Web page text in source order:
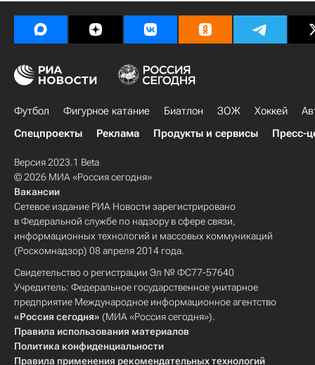
Футбол Фигурное катание Биатлон ЗОЖ Хоккей
Спецпроекты
Реклама Продукты и сервисы Пресс-
Версия 2023.1 Beta
© 2026 МИА «Россия сегодня»
Вакансии
Сетевое издание РИА Новости зарегистрировано
в Федеральной службе по надзору в сфере связи,
информационных технологий и массовых коммуникаций
(Роскомнадзор) 08 апреля 2014 года.
Свидетельство о регистрации Эл № ФС77-57640
Учредитель: Федеральное государственное унитарное
предприятие Международное информационное агентство
«Россия сегодня» (МИА «Россия сегодня»).
Правила использования материалов
Политика конфиденциальности
Правила применения рекомендательных технологий